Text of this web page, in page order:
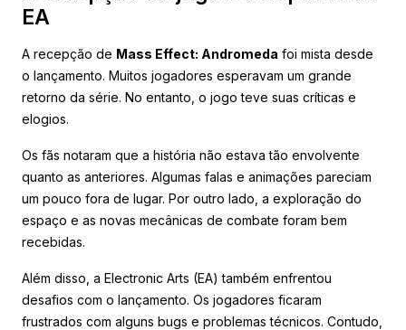
EA
A recepção de Mass Effect: Andromeda foi mista desde
o lançamento. Muitos jogadores esperavam um grande
retorno da série. No entanto, o jogo teve suas críticas e
elogios.
Os fãs notaram que a história não estava tão envolvente
quanto as anteriores. Algumas falas e animações pareciam
um pouco fora de lugar. Por outro lado, a exploração do
espaço e as novas mecânicas de combate foram bem
recebidas.
Além disso, a Electronic Arts (EA) também enfrentou
desafios com o lançamento. Os jogadores ficaram
frustrados com alguns bugs e problemas técnicos. Contudo,